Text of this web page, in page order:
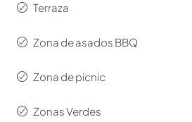
Terraza
Zona de asados BBQ
Zona de picnic
Zonas Verdes